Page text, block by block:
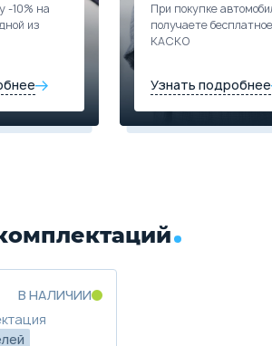
-10% на
из
При покупке
получаете бесплатное
КАСКО
Узнать подробнее
В НАЛИЧИИ